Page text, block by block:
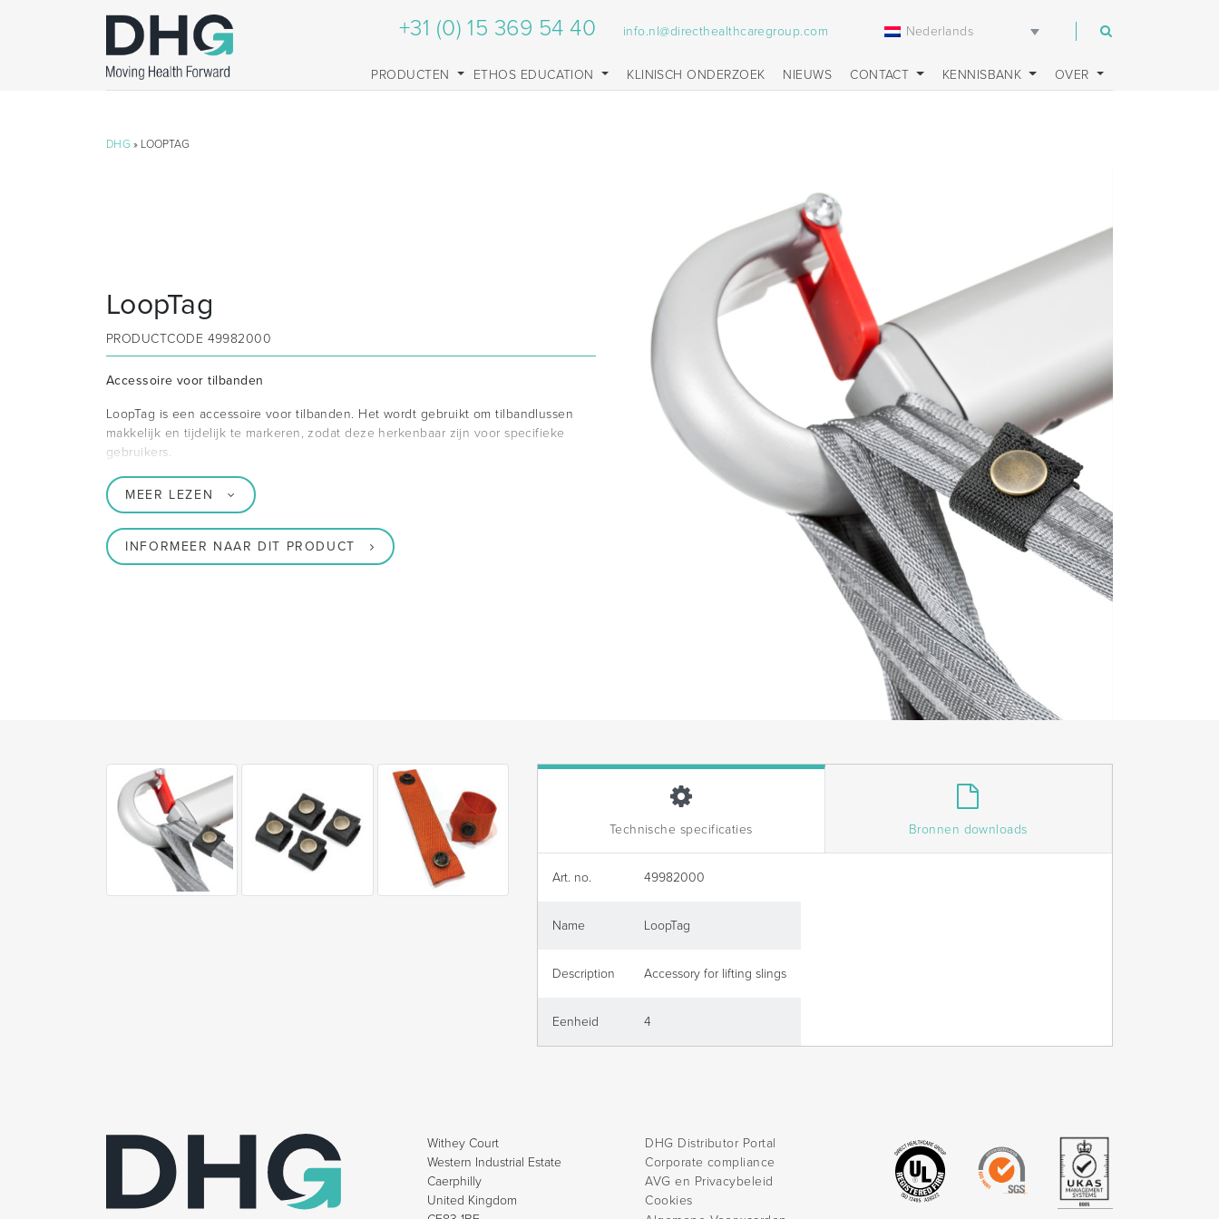
+31 (0) 15 369 54 40 info.nl@directhealthcaregroup.com Nederlands
PRODUCTEN ETHOS EDUCATION KLINISCH ONDERZOEK NIEUWS CONTACT KENNISBANK OVER
DHG » LOOPTAG
LoopTag
PRODUCTCODE 49982000
Accessoire voor tilbanden
LoopTag is een accessoire voor tilbanden. Het wordt gebruikt om tilbandlussen
makkelijk en tijdelijk te markeren, zodat deze herkenbaar zijn voor specifieke
gebruikers.
MEER LEZEN
INFORMEER NAAR DIT PRODUCT
Technische specificaties Bronnen downloads
Art. no. 49982000
Name LoopTag
Description Accessory for lifting slings
Eenheid 4
Withey Court
Western Industrial Estate
Caerphilly
United Kingdom
DHG Distributor Portal
Corporate compliance
AVG en Privacybeleid
Cookies